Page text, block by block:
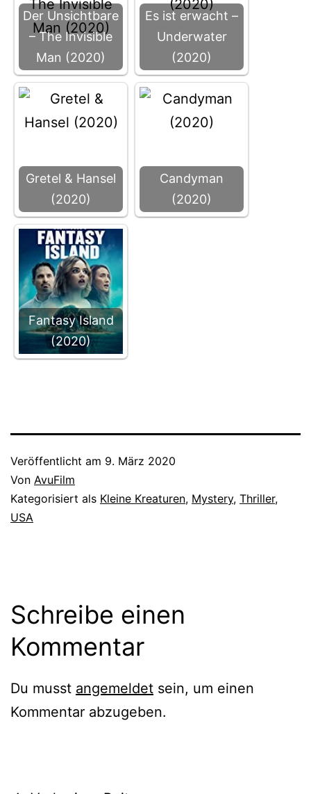
Der Unsichtbare
– The Invisible
Man (2020)
Es ist erwacht –
Underwater
(2020)
Gretel & Hansel
(2020)
Candyman
(2020)
Fantasy Island
(2020)
Veröffentlicht am 9. März 2020
Von AvuFilm
Kategorisiert als Kleine Kreaturen, Mystery, Thriller,
USA
Schreibe einen
Kommentar
Du musst angemeldet sein, um einen
Kommentar abzugeben.